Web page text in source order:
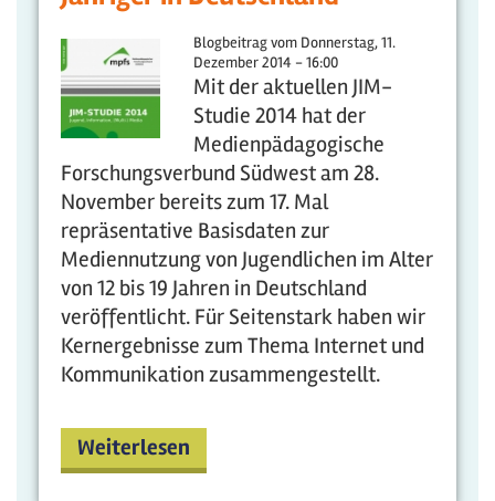
Blogbeitrag vom Donnerstag, 11.
Dezember 2014 - 16:00
Mit der aktuellen JIM-
Studie 2014 hat der
Medienpädagogische
Forschungsverbund Südwest am 28.
November bereits zum 17. Mal
repräsentative Basisdaten zur
Mediennutzung von Jugendlichen im Alter
von 12 bis 19 Jahren in Deutschland
veröffentlicht. Für Seitenstark haben wir
Kernergebnisse zum Thema Internet und
Kommunikation zusammengestellt.
Weiterlesen